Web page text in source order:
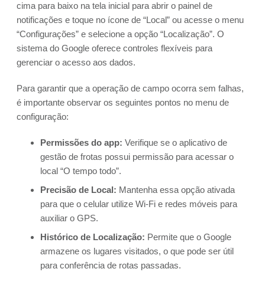
cima para baixo na tela inicial para abrir o painel de
notificações e toque no ícone de “Local” ou acesse o menu
“Configurações” e selecione a opção “Localização”. O
sistema do Google oferece controles flexíveis para
gerenciar o acesso aos dados.
Para garantir que a operação de campo ocorra sem falhas,
é importante observar os seguintes pontos no menu de
configuração:
Permissões do app: Verifique se o aplicativo de
gestão de frotas possui permissão para acessar o
local “O tempo todo”.
Precisão de Local: Mantenha essa opção ativada
para que o celular utilize Wi-Fi e redes móveis para
auxiliar o GPS.
Histórico de Localização: Permite que o Google
armazene os lugares visitados, o que pode ser útil
para conferência de rotas passadas.